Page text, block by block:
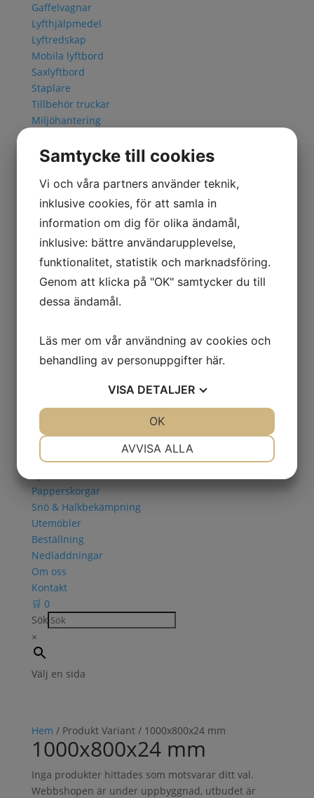
Gaffelvagnar
Lyfthjälpmedel
Lyftredskap
Mobila lyftbord
Saxlyftbord
Staplare
Tillbehör truckar
Miljöhantering
Fathantering
Källsortering
Städutrustning
Tippcontainers
Omklädning
Sittbänkar
Småfackskåp
Tvätthantering
Transport
Kärror & Trallor
Maskin- & Möbeltransport
Rullbanor
Vagnar & Hyllvagnar
Utomhusmiljö
Askkoppar
Papperskorgar
Snö & Halkbekämpning
Utemöbler
Beställning
Nedladdningar
Om oss
Kontakt
🛒 0
Sök
×
Välj en sida
Hem / Produkt Variant / 1000x800x24 mm
1000x800x24 mm
Inga produkter hittades som motsvarar ditt val.
Webbshopen är under uppbyggnad, utbudet är
Samtycke till cookies
Vi och våra partners använder teknik,
inklusive cookies, för att samla in
information om dig för olika ändamål,
inklusive: bättre användarupplevelse,
funktionalitet, statistik och marknadsföring.
Genom att klicka på "OK" samtycker du till
dessa ändamål.
Läs mer om vår användning av cookies och
behandling av personuppgifter här.
VISA DETALJER
MARKNADSFÖRING
AVVISA ALLA
OK